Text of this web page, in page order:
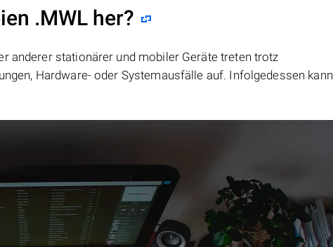
.MWL her?
anderer stationärer und mobiler Geräte treten trotz
Hardware- oder Systemausfälle auf. Infolgedessen kann